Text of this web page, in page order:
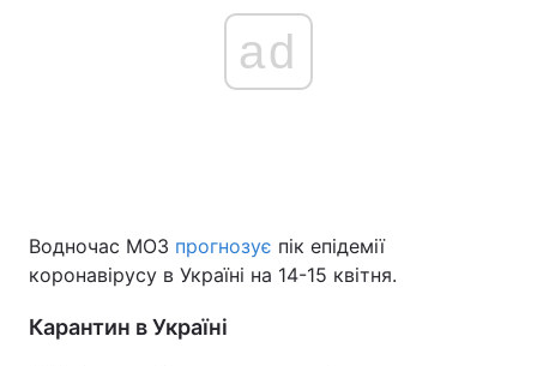
ad
Водночас МОЗ прогнозує пік епідемії
коронавірусу в Україні на 14-15 квітня.
Карантин в Україні